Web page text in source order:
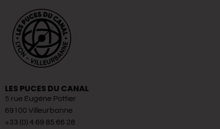
LES PUCES DU CANAL
5 rue Eugène Pottier
69100 Villeurbanne
+33 (0) 4 69 85 66 28